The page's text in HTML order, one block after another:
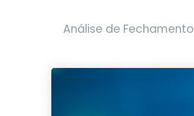
Análise de Fechamento